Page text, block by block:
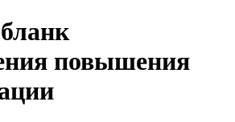
повышения